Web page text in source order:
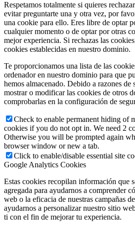
Respetamos totalmente si quieres
evitar preguntarte una y otra vez, por
una cookie para ello. Eres libre de optar
cualquier momento o de optar por otras
mejor experiencia. Si rechazas las
cookies establecidas en nuestro dominio.
Te proporcionamos una lista de las
ordenador en nuestro dominio para que
hemos almacenado. Debido a razones de
mostrar o modificar las cookies de otros
comprobarlas en la configuración de
Check to enable permanent hiding of
cookies if you do not opt in. We need 2
Otherwise you will be prompted again
browser window or new a tab.
Click to enable/disable essential site
Google Analytics Cookies
Estas cookies recopilan información que
agregada para ayudarnos a comprender
web o la eficacia de nuestras campañas
ayudarnos a personalizar nuestro sitio
ti con el fin de mejorar tu experiencia.